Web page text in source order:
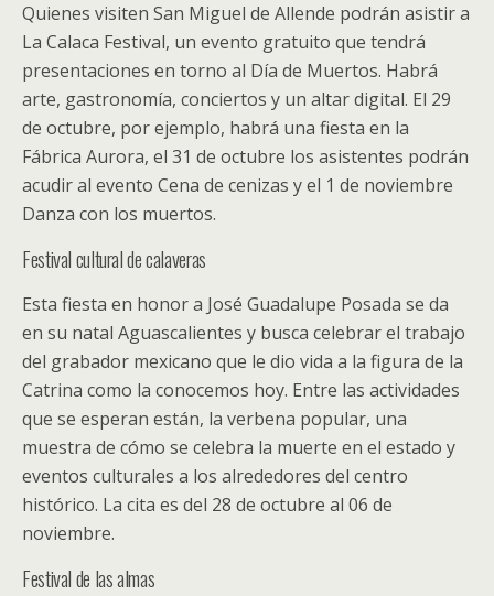
Quienes visiten San Miguel de Allende podrán asistir a
La Calaca Festival, un evento gratuito que tendrá
presentaciones en torno al Día de Muertos. Habrá
arte, gastronomía, conciertos y un altar digital. El 29
de octubre, por ejemplo, habrá una fiesta en la
Fábrica Aurora, el 31 de octubre los asistentes podrán
acudir al evento Cena de cenizas y el 1 de noviembre
Danza con los muertos.
Festival cultural de calaveras
Esta fiesta en honor a José Guadalupe Posada se da
en su natal Aguascalientes y busca celebrar el trabajo
del grabador mexicano que le dio vida a la figura de la
Catrina como la conocemos hoy. Entre las actividades
que se esperan están, la verbena popular, una
muestra de cómo se celebra la muerte en el estado y
eventos culturales a los alrededores del centro
histórico. La cita es del 28 de octubre al 06 de
noviembre.
Festival de las almas